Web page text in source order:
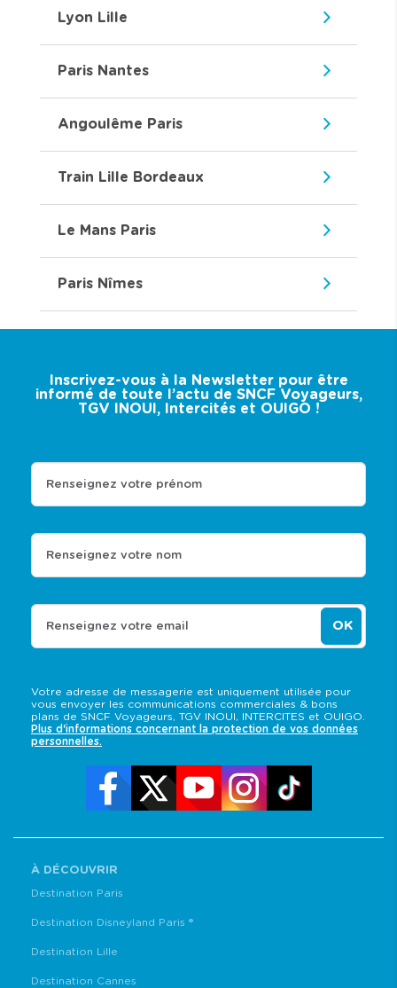
Lyon Lille
Paris Nantes
Angoulême Paris
Train Lille Bordeaux
Le Mans Paris
Paris Nîmes
Inscrivez-vous à la Newsletter pour être
informé de toute l’actu de SNCF Voyageurs,
TGV INOUI, Intercités et OUIGO !
Votre adresse de messagerie est uniquement utilisée pour
vous envoyer les communications commerciales & bons
plans de SNCF Voyageurs, TGV INOUI, INTERCITES et OUIGO.
Plus d'informations concernant la protection de vos données
personnelles.
Renseignez votre prénom
Renseignez votre nom
Renseignez votre email OK
À DÉCOUVRIR
Destination Paris
Destination Disneyland Paris ®
Destination Lille
Destination Cannes